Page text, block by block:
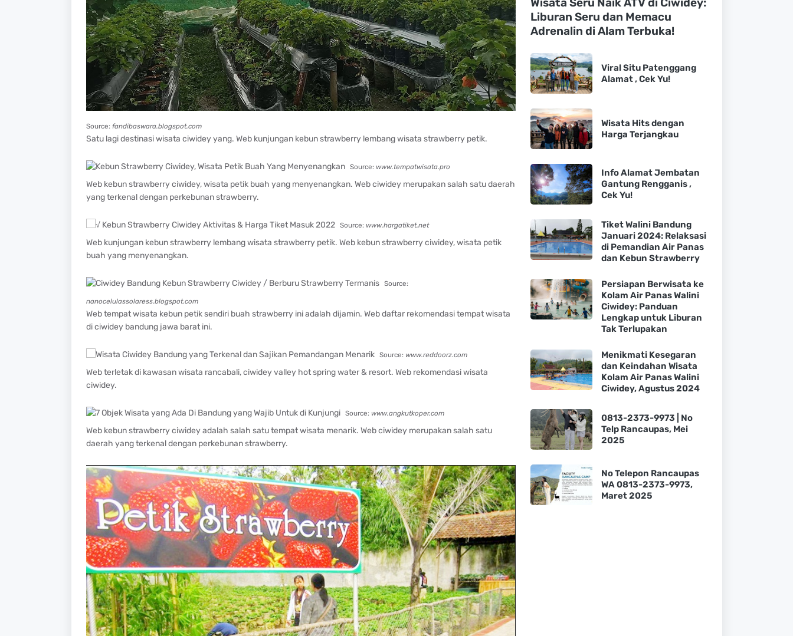
Source: fandibaswara.blogspot.com
Satu lagi destinasi wisata ciwidey yang. Web kunjungan kebun strawberry lembang wisata strawberry petik.
Source: www.tempatwisata.pro
Web kebun strawberry ciwidey, wisata petik buah yang menyenangkan. Web ciwidey merupakan salah satu daerah
yang terkenal dengan perkebunan strawberry.
Source: www.hargatiket.net
Web kunjungan kebun strawberry lembang wisata strawberry petik. Web kebun strawberry ciwidey, wisata petik
buah yang menyenangkan.
Source:
nanocelulassolaress.blogspot.com
Web tempat wisata kebun petik sendiri buah strawberry ini adalah dijamin. Web daftar rekomendasi tempat wisata
di ciwidey bandung jawa barat ini.
Source: www.reddoorz.com
Web terletak di kawasan wisata rancabali, ciwidey valley hot spring water & resort. Web rekomendasi wisata
ciwidey.
Source: www.angkutkoper.com
Web kebun strawberry ciwidey adalah salah satu tempat wisata menarik. Web ciwidey merupakan salah satu
daerah yang terkenal dengan perkebunan strawberry.
Liburan Seru dan Memacu
Adrenalin di Alam Terbuka!
Viral Situ Patenggang
Alamat , Cek Yu!
Wisata Hits dengan
Harga Terjangkau
Info Alamat Jembatan
Gantung Rengganis ,
Cek Yu!
Tiket Walini Bandung
Januari 2024: Relaksasi
di Pemandian Air Panas
dan Kebun Strawberry
Persiapan Berwisata ke
Kolam Air Panas Walini
Ciwidey: Panduan
Lengkap untuk Liburan
Tak Terlupakan
Menikmati Kesegaran
dan Keindahan Wisata
Kolam Air Panas Walini
Ciwidey, Agustus 2024
0813-2373-9973 | No
Telp Rancaupas, Mei
2025
No Telepon Rancaupas
WA 0813-2373-9973,
Maret 2025